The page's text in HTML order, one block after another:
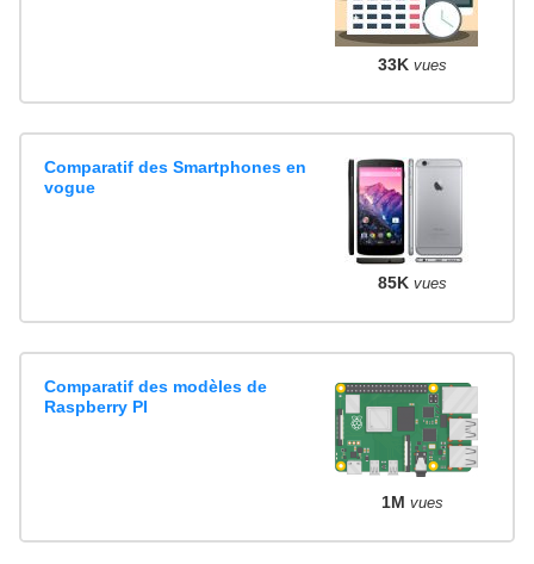
33K vues
Comparatif des Smartphones en
vogue
85K vues
Comparatif des modèles de
Raspberry PI
1M vues